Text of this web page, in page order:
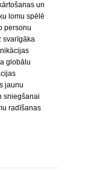
un
lomu spēlē
personu
svarīgāka
globālu
jaunu
sniegšanai
radīšanas